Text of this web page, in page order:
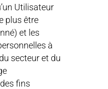
Utilisateur
plus être
et les
à
secteur et du
fins